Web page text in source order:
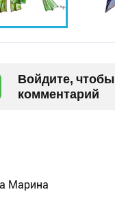
Войдите,
комментарий
Марина